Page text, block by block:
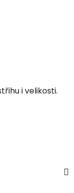
i velikosti.